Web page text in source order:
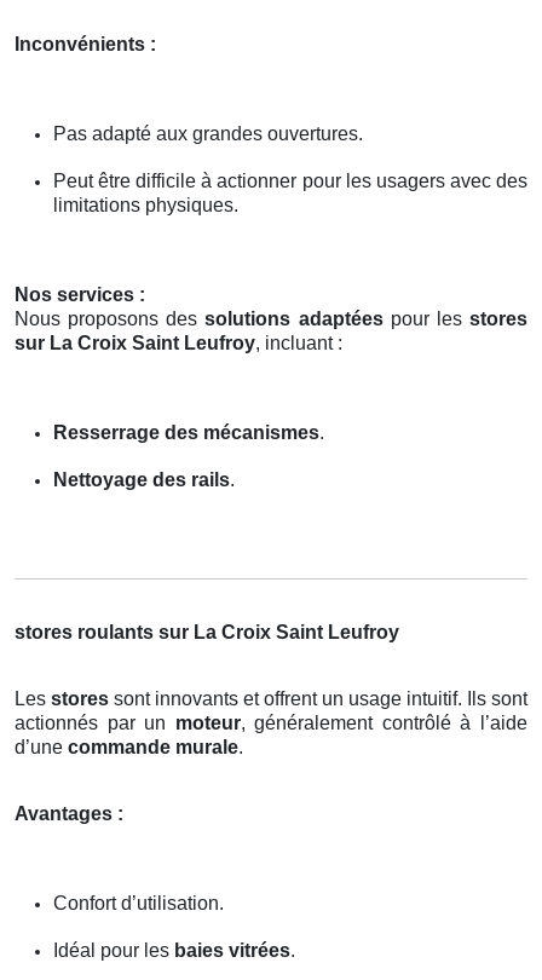
Inconvénients :
Pas adapté aux grandes ouvertures.
Peut être difficile à actionner pour les usagers avec des
limitations physiques.
Nos services :
Nous proposons dessolutions adaptéespour lesstores
sur La Croix Saint Leufroy, incluant :
Resserrage des mécanismes.
Nettoyage des rails.
stores roulants sur La Croix Saint Leufroy
Les stores sont innovants et offrent un usage intuitif. Ils sont
actionnés par un moteur, généralement contrôlé à l’aide
d’une commande murale.
Avantages :
Confort d’utilisation.
Idéal pour les baies vitrées.